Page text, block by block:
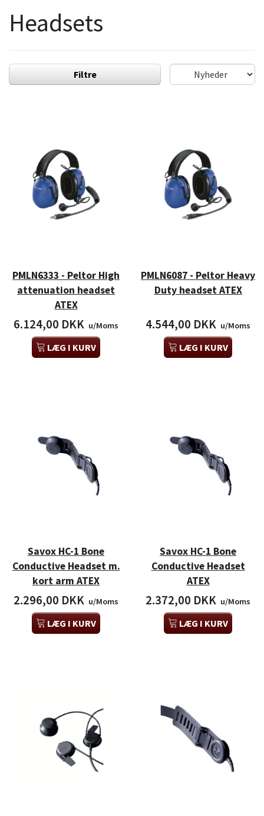
Headsets
Filtre
PMLN6333 - Peltor High
attenuation headset
ATEX
6.124,00 DKK u/Moms
LÆG I KURV
PMLN6087 - Peltor Heavy
Duty headset ATEX
4.544,00 DKK u/Moms
LÆG I KURV
Savox HC-1 Bone
Conductive Headset m.
kort arm ATEX
2.296,00 DKK u/Moms
LÆG I KURV
Savox HC-1 Bone
Conductive Headset
ATEX
2.372,00 DKK u/Moms
LÆG I KURV